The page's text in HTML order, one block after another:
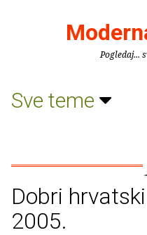
Pogledaj...
Sve teme
Dobri
2005.